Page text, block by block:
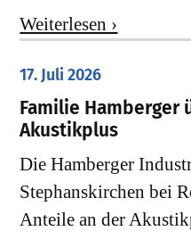
Weiterlesen ›
17. Juli 2026
Familie Hamberger
Akustikplus
Die Hamberger
Stephanskirchen bei
Anteile an der